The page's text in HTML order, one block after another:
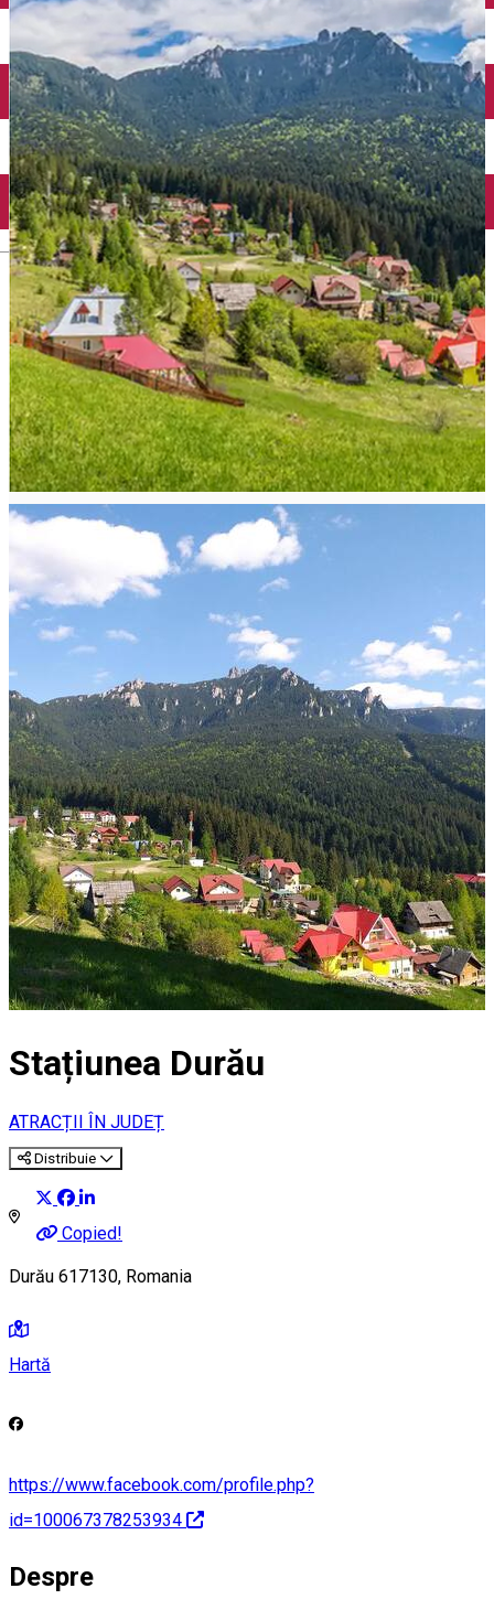
English
Mănăstirea Bistrița
Lacul Izvorul Muntelui
Casa memorială „Ion Creangă” din Humuleşti
Mănăstirea Secu
Lacul Cuejdel
Stațiunea Durău
ATRACȚII ÎN JUDEȚ
Distribuie
Copied!
Durău 617130, Romania
Hartă
https://www.facebook.com/profile.php?
id=100067378253934
Despre